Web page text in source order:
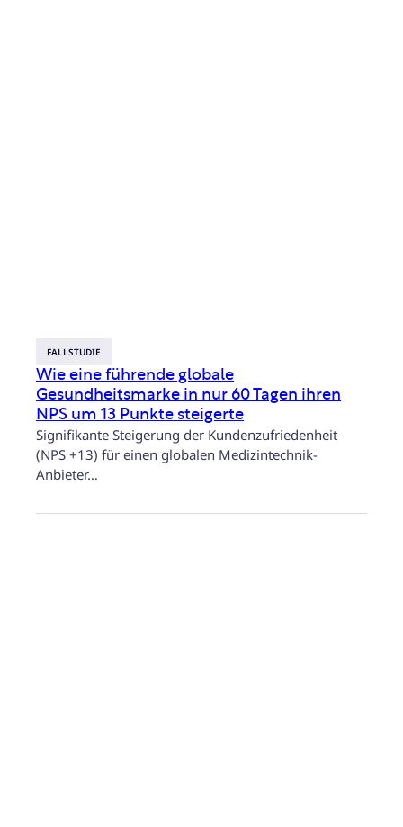
FALLSTUDIE
Wie eine führende globale
Gesundheitsmarke in nur 60 Tagen ihren
NPS um 13 Punkte steigerte
Signifikante Steigerung der Kundenzufriedenheit
(NPS +13) für einen globalen Medizintechnik-
Anbieter…